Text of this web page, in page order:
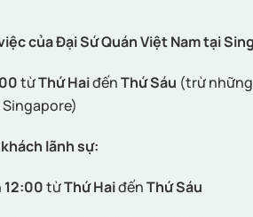
của Đại Sứ Quán Việt Nam tại
từThứ HaiđếnThứ Sáu (trừ
Singapore)
lãnh sự:
12:00từThứ HaiđếnThứ Sáu